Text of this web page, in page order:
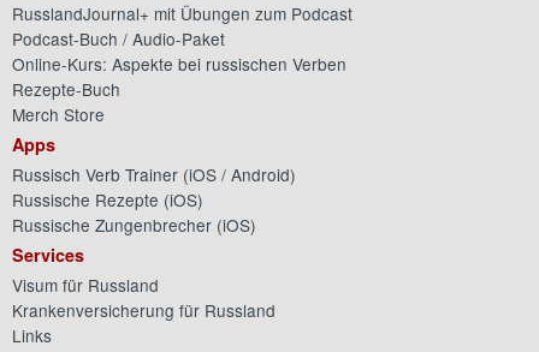
RusslandJournal+ mit Übungen zum Podcast
Podcast-Buch / Audio-Paket
Online-Kurs: Aspekte bei russischen Verben
Rezepte-Buch
Merch Store
Apps
Russisch Verb Trainer (iOS / Android)
Russische Rezepte (iOS)
Russische Zungenbrecher (iOS)
Services
Visum für Russland
Krankenversicherung für Russland
Links